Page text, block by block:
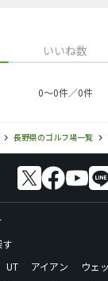
いいね数
0〜0件／0件
長野県のゴルフ場一覧
す
UT アイアン ウェ